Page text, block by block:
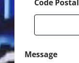
Code Postal
Message